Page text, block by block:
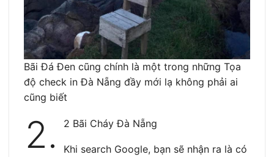
Bãi Đá Đen cũng chính là một trong những Tọa
độ check in Đà Nẵng đầy mới lạ không phải ai
cũng biết
2. 2 Bãi Cháy Đà Nẵng
Khi search Google, bạn sẽ nhận ra là có